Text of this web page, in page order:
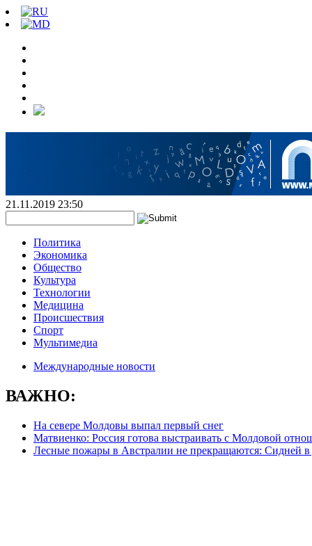
21.11.2019 23:50
Политика
Экономика
Общество
Культура
Технологии
Медицина
Происшествия
Спорт
Мультимедиа
Международные новости
ВАЖНО:
На севере Молдовы выпал первый снег
Матвиенко: Россия готова выстраивать с Молдовой
Лесные пожары в Австралии не прекращаются: Сидней